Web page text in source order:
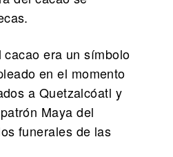
era un símbolo
en el momento
a Quetzalcóatl y
Maya del
funerales de las